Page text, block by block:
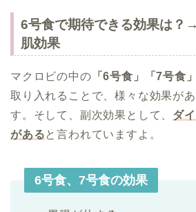
6号食で期待できる効果は？
肌効果
マクロビの中の 「6号食」「7号食」
取り入れることで、様々な効果が
す。そして、副次効果として、 ダ
があると言われていますよ。
6号食、7号食の効果